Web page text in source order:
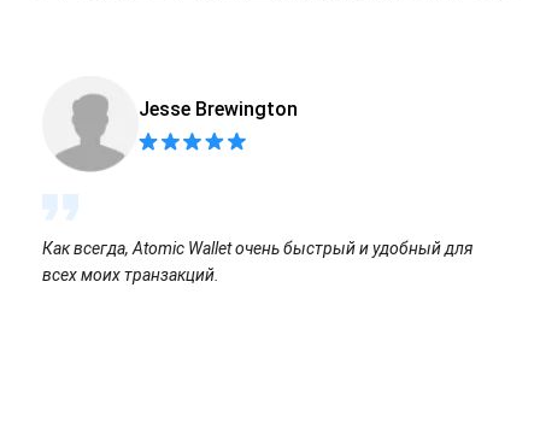
Jesse Brewington
Как всегда, Atomic Wallet очень быстрый и удобный для
всех моих транзакций.